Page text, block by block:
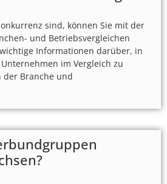
sind, können Sie mit der
und Betriebsvergleichen
Informationen darüber, in
im Vergleich zu
Branche und